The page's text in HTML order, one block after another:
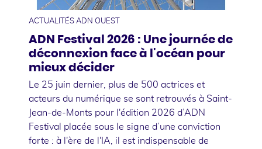
ACTUALITÉS ADN OUEST
ADN Festival 2026 : Une journée de
déconnexion face à l'océan pour
mieux décider
Le 25 juin dernier, plus de 500 actrices et
acteurs du numérique se sont retrouvés à Saint-
Jean-de-Monts pour l'édition 2026 d’ADN
Festival placée sous le signe d’une conviction
forte : à l'ère de l'IA, il est indispensable de